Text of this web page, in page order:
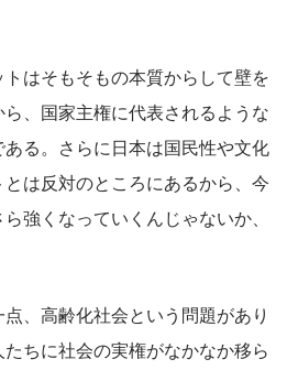
はそもそもの本質からして壁を
、国家主権に代表されるような
る。さらに日本は国民性や文化
は反対のところにあるから、今
強くなっていくんじゃないか、
、高齢化社会という問題があり
ちに社会の実権がなかなか移ら